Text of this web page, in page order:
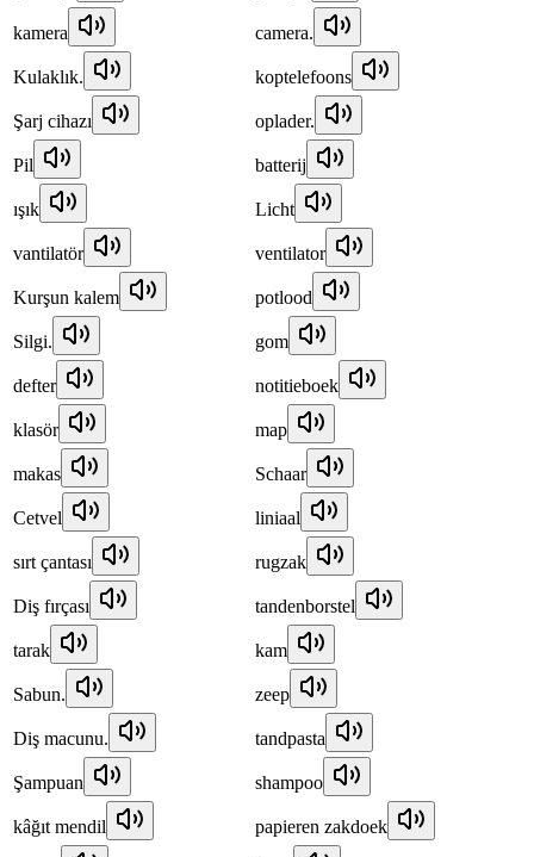
kamera camera.
Kulaklık. koptelefoons
Şarj cihazı oplader.
Pil batterij
ışık Licht
vantilatör ventilator
Kurşun kalem potlood
Silgi. gom
defter notitieboek
klasör map
makas Schaar
Cetvel liniaal
sırt çantası rugzak
Diş fırçası tandenborstel
tarak kam
Sabun. zeep
Diş macunu. tandpasta
Şampuan shampoo
kâğıt mendil papieren zakdoek